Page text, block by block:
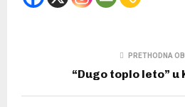
PRETHODNA
“Dugo toplo leto” u